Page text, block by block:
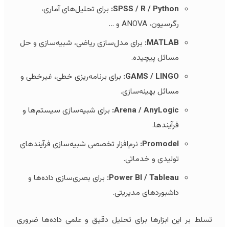
SPSS / R / Python:برای تحلیل‌های آماری،
رگرسیون، ANOVA و …
MATLAB:برای مدل‌سازی ریاضی، شبیه‌سازی و حل
مسائل پیچیده.
GAMS / LINGO:برای برنامه‌ریزی خطی، غیرخطی و
مسائل بهینه‌سازی.
Arena / AnyLogic:برای شبیه‌سازی سیستم‌ها و
فرآیندها.
Promodel:نرم‌افزار تخصصی شبیه‌سازی فرآیندهای
تولیدی و خدماتی.
Power BI / Tableau: برای بصری‌سازی داده‌ها و
داشبوردهای مدیریتی.
تسلط بر این ابزارها برای تحلیل دقیق و علمی داده‌ها ضروری